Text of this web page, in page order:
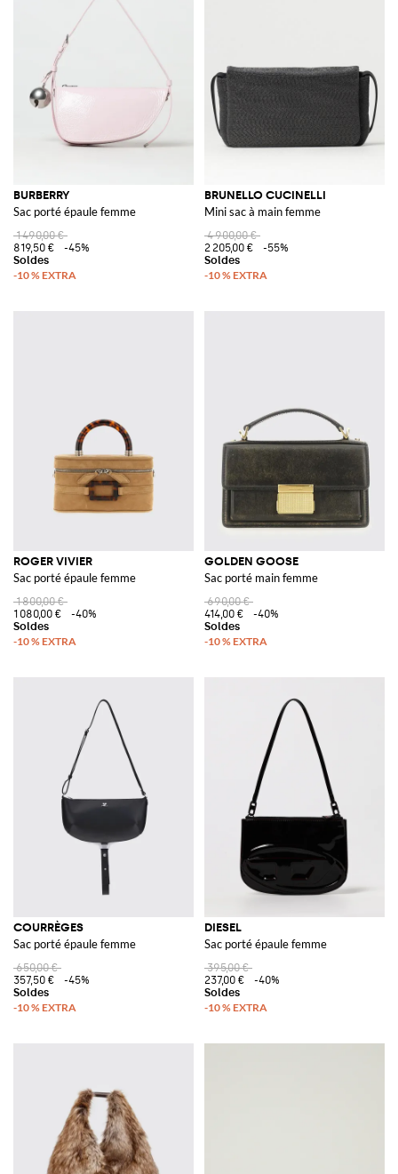
BURBERRY
Sac porté épaule femme
1 490,00 €
819,50 €
-45%
BRUNELLO CUCINELLI
Mini sac à main femme
4 900,00 €
2 205,00 €
-55%
ROGER VIVIER
Sac porté épaule femme
1 800,00 €
1 080,00 €
-40%
GOLDEN GOOSE
Sac porté main femme
690,00 €
414,00 €
-40%
COURRÈGES
Sac porté épaule femme
650,00 €
357,50 €
-45%
DIESEL
Sac porté épaule femme
395,00 €
237,00 €
-40%